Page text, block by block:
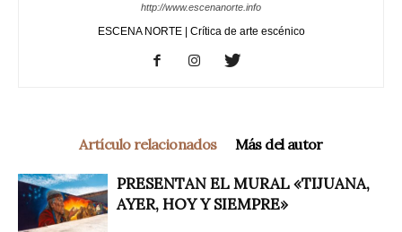
http://www.escenanorte.info
ESCENA NORTE | Crítica de arte escénico
Artículo relacionados Más del autor
PRESENTAN EL MURAL «TIJUANA,
AYER, HOY Y SIEMPRE»